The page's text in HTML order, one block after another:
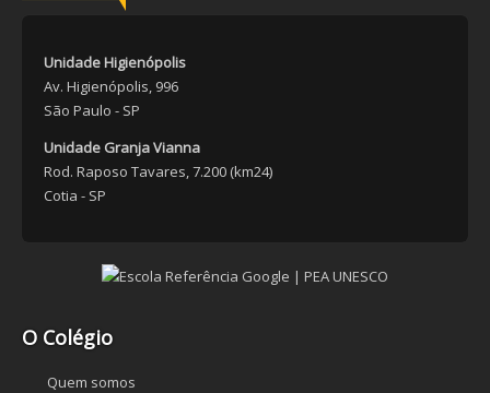
Unidade Higienópolis
Av. Higienópolis, 996
São Paulo - SP
Unidade Granja Vianna
Rod. Raposo Tavares, 7.200 (km24)
Cotia - SP
O Colégio
Quem somos